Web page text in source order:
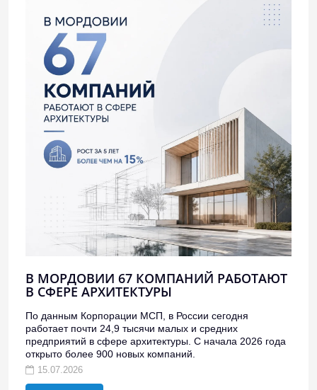
В МОРДОВИИ 67 КОМПАНИЙ РАБОТАЮТ
В СФЕРЕ АРХИТЕКТУРЫ
По данным Корпорации МСП, в России сегодня
работает почти 24,9 тысячи малых и средних
предприятий в сфере архитектуры. С начала 2026 года
открыто более 900 новых компаний.
15.07.2026